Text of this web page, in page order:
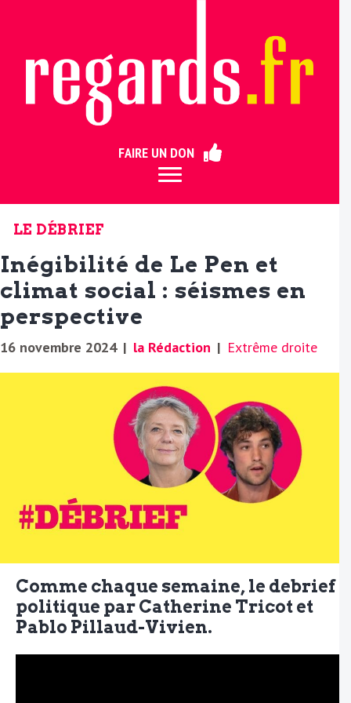
FAIRE UN DON
LE DÉBRIEF
Inégibilité de Le Pen et
climat social : séismes en
perspective
16 novembre 2024 | la Rédaction | Extrême droite
Comme chaque semaine, le debrief
politique par Catherine Tricot et
Pablo Pillaud-Vivien.